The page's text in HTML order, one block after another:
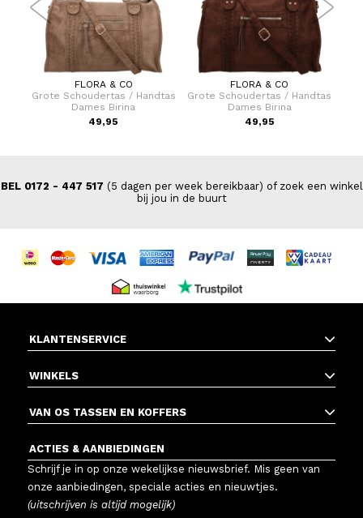
FLORA & CO
Grote Schoudertas / Handtas
Dames Birina
49,95
FLORA & CO
Grote Schoudertas / Handtas
Dames Birina
49,95
BEL 0172 - 447 517 (5 dagen per week bereikbaar) of zoek een winkel
bij jou in de buurt
KLANTENSERVICE
WINKELS
VAN OS TASSEN EN KOFFERS
ACTIES & AANBIEDINGEN
Schrijf je in op onze wekelijkse nieuwsbrief. Mis geen van
onze aanbiedingen, speciale acties en nieuwtjes.
(uitschrijven is altijd mogelijk)